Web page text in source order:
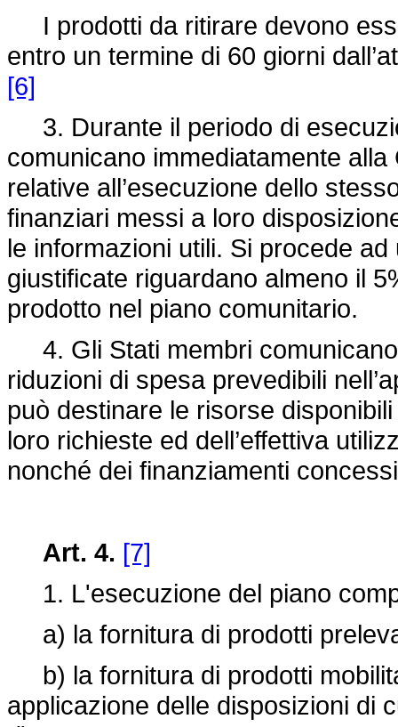
I prodotti da ritirare devono
entro un termine di 60 giorni
[6]
3. Durante il periodo di
comunicano immediatamente
relative all’esecuzione dello
finanziari messi a loro
le informazioni utili. Si procede
giustificate riguardano almeno il
prodotto nel piano comunitario.
4. Gli Stati membri
riduzioni di spesa prevedibili
può destinare le risorse
loro richieste ed dell’effettiva
nonché dei finanziamenti
Art. 4. [7]
1. L'esecuzione del piano
a) la fornitura di prodotti
b) la fornitura di prodotti
applicazione delle disposizioni di